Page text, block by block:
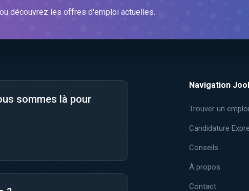
découvrez les offres d'emploi actuelles.
sommes là pour
Navigation
Trouver un emploi
Candidature
Conseils
À propos
Contact